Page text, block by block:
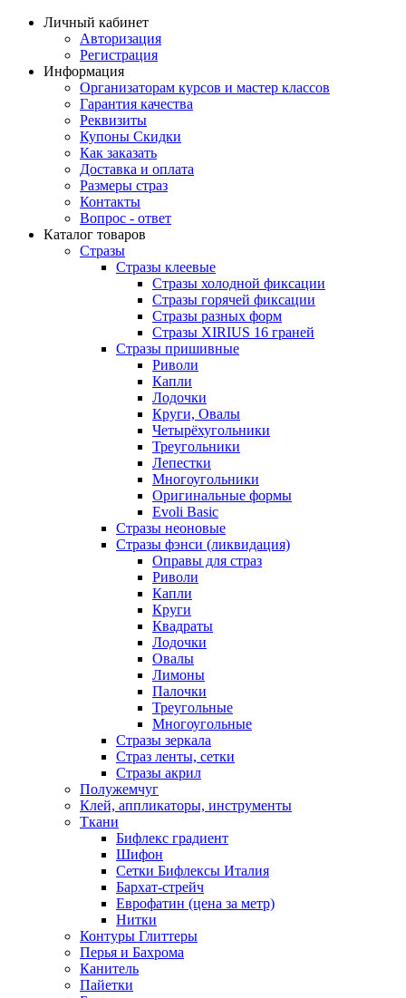
Личный кабинет
Авторизация
Регистрация
Информация
Организаторам курсов и мастер классов
Гарантия качества
Реквизиты
Купоны Скидки
Как заказать
Доставка и оплата
Размеры страз
Контакты
Вопрос - ответ
Каталог товаров
Стразы
Стразы клеевые
Стразы холодной фиксации
Стразы горячей фиксации
Стразы разных форм
Стразы XIRIUS 16 граней
Стразы пришивные
Риволи
Капли
Лодочки
Круги, Овалы
Четырёхугольники
Треугольники
Лепестки
Многоугольники
Оригинальные формы
Evoli Basic
Стразы неоновые
Стразы фэнси (ликвидация)
Оправы для страз
Риволи
Капли
Круги
Квадраты
Лодочки
Овалы
Лимоны
Палочки
Треугольные
Многоугольные
Стразы зеркала
Страз ленты, сетки
Стразы акрил
Полужемчуг
Клей, аппликаторы, инструменты
Ткани
Бифлекс градиент
Шифон
Сетки Бифлексы Италия
Бархат-стрейч
Еврофатин (цена за метр)
Нитки
Контуры Глиттеры
Перья и Бахрома
Канитель
Пайетки